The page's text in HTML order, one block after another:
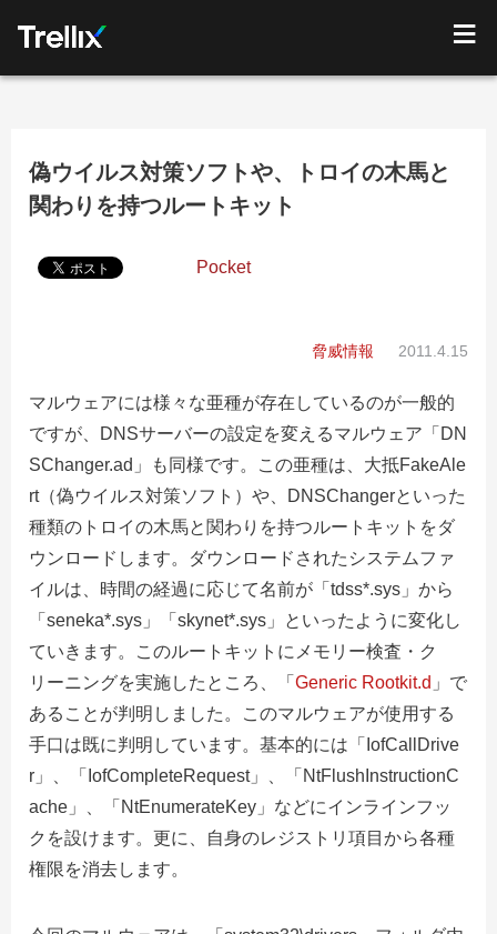
偽ウイルス対策ソフトや、トロイの木馬と
関わりを持つルートキット
Pocket
脅威情報 2011.4.15
マルウェアには様々な亜種が存在しているのが一般的
ですが、DNSサーバーの設定を変えるマルウェア「DN
SChanger.ad」も同様です。この亜種は、大抵FakeAle
rt（偽ウイルス対策ソフト）や、DNSChangerといった
種類のトロイの木馬と関わりを持つルートキットをダ
ウンロードします。ダウンロードされたシステムファ
イルは、時間の経過に応じて名前が「tdss*.sys」から
「seneka*.sys」「skynet*.sys」といったように変化し
ていきます。このルートキットにメモリー検査・ク
リーニングを実施したところ、「 Generic Rootkit.d 」で
あることが判明しました。このマルウェアが使用する
手口は既に判明しています。基本的には「IofCallDrive
r」、「IofCompleteRequest」、「NtFlushInstructionC
ache」、「NtEnumerateKey」などにインラインフッ
クを設けます。更に、自身のレジストリ項目から各種
権限を消去します。